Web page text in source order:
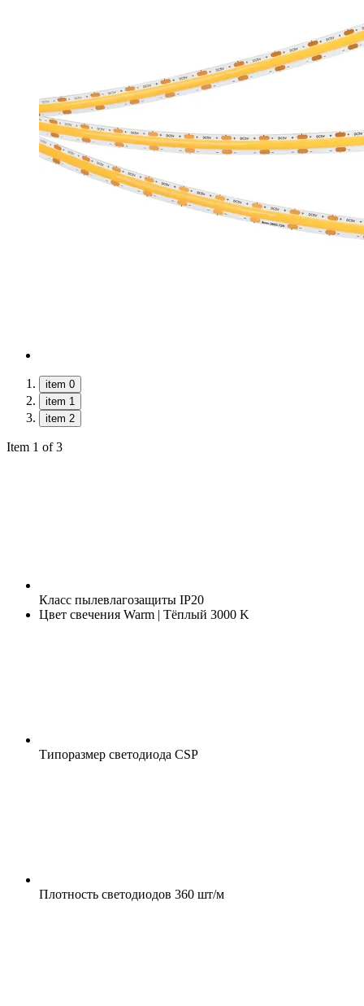
item 0
item 1
item 2
Item 1 of 3
Класс пылевлагозащиты IP20
Цвет свечения Warm | Тёплый 3000 K
Типоразмер светодиода CSP
Плотность светодиодов 360 шт/м